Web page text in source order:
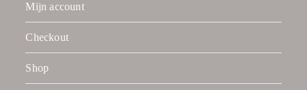
Mijn account
Checkout
Shop